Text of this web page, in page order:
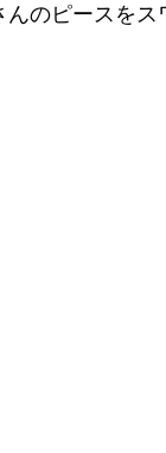
んのピースを